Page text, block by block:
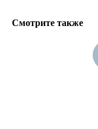
Смотрите также